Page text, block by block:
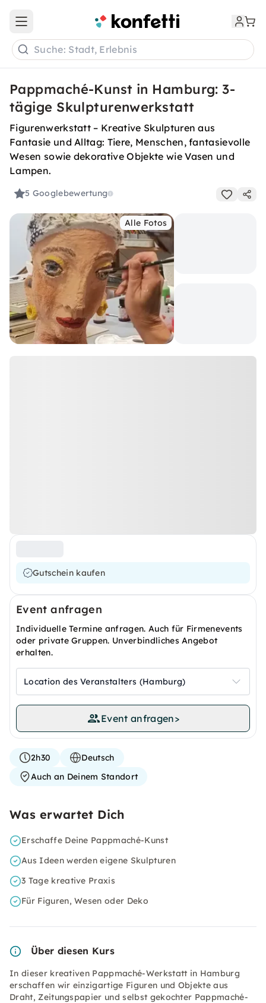
Open main menu
Suche: Stadt, Erlebnis
Pappmaché-Kunst in Hamburg: 3-
tägige Skulpturenwerkstatt
Figurenwerkstatt – Kreative Skulpturen aus
Fantasie und Alltag: Tiere, Menschen, fantasievolle
Wesen sowie dekorative Objekte wie Vasen und
Lampen.
5 Googlebewertung
Alle Fotos
Gutschein kaufen
Event anfragen
Individuelle Termine anfragen. Auch für Firmenevents
oder private Gruppen. Unverbindliches Angebot
erhalten.
Location des Veranstalters (Hamburg)
Event anfragen>
2h30
Deutsch
Auch an Deinem Standort
Was erwartet Dich
Erschaffe Deine Pappmaché-Kunst
Aus Ideen werden eigene Skulpturen
3 Tage kreative Praxis
Für Figuren, Wesen oder Deko
Über diesen Kurs
In dieser kreativen Pappmaché-Werkstatt in Hamburg
erschaffen wir einzigartige Figuren und Objekte aus
Draht, Zeitungspapier und selbst gekochter Pappmaché-